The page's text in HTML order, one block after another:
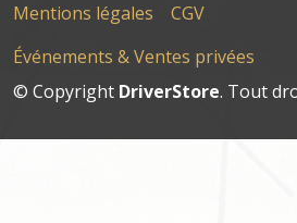
Mentions légales
CGV
Événements & Ventes privées
© Copyright DriverStore. Tout